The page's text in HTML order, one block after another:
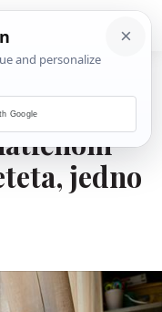
da je
jedno
Google